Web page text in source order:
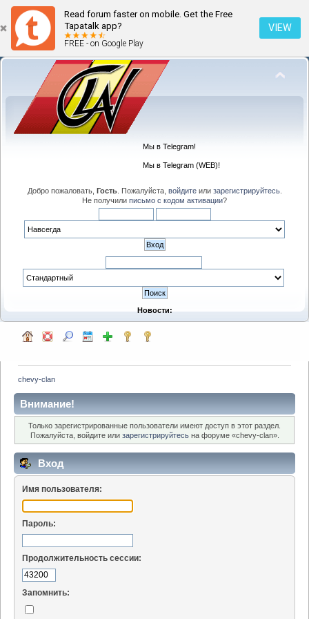
Read forum faster on mobile. Get the Free
Tapatalk app?
FREE - on Google Play
VIEW
Мы в Telegram!
Мы в Telegram (WEB)!
Добро пожаловать, Гость. Пожалуйста, войдитеили зарегистрируйтесь.
Не получили письмо с кодом активации?
Новости:
chevy-clan
Внимание!
Только зарегистрированные пользователи имеют доступ в этот раздел.
Пожалуйста, войдите или зарегистрируйтесьна форуме «chevy-clan».
Вход
Имя пользователя:
Пароль:
Продолжительность сессии:
Запомнить: